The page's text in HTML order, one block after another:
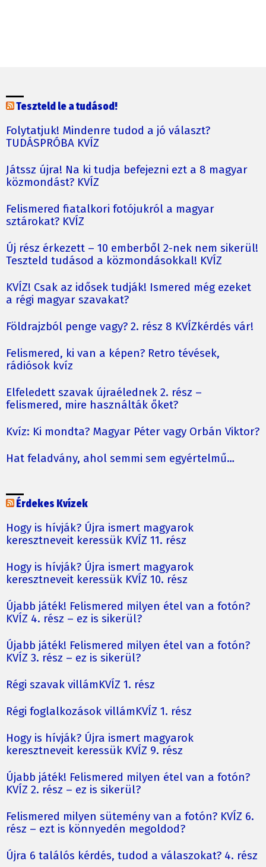
Teszteld le a tudásod!
Folytatjuk! Mindenre tudod a jó választ?
TUDÁSPRÓBA KVÍZ
Játssz újra! Na ki tudja befejezni ezt a 8 magyar
közmondást? KVÍZ
Felismered fiatalkori fotójukról a magyar
sztárokat? KVÍZ
Új rész érkezett – 10 emberből 2-nek nem sikerül!
Teszteld tudásod a közmondásokkal! KVÍZ
KVÍZ! Csak az idősek tudják! Ismered még ezeket
a régi magyar szavakat?
Földrajzból penge vagy? 2. rész 8 KVÍZkérdés vár!
Felismered, ki van a képen? Retro tévések,
rádiósok kvíz
Elfeledett szavak újraélednek 2. rész –
felismered, mire használták őket?
Kvíz: Ki mondta? Magyar Péter vagy Orbán Viktor?
Hat feladvány, ahol semmi sem egyértelmű…
Érdekes Kvízek
Hogy is hívják? Újra ismert magyarok
keresztneveit keressük KVÍZ 11. rész
Hogy is hívják? Újra ismert magyarok
keresztneveit keressük KVÍZ 10. rész
Újabb játék! Felismered milyen étel van a fotón?
KVÍZ 4. rész – ez is sikerül?
Újabb játék! Felismered milyen étel van a fotón?
KVÍZ 3. rész – ez is sikerül?
Régi szavak villámKVÍZ 1. rész
Régi foglalkozások villámKVÍZ 1. rész
Hogy is hívják? Újra ismert magyarok
keresztneveit keressük KVÍZ 9. rész
Újabb játék! Felismered milyen étel van a fotón?
KVÍZ 2. rész – ez is sikerül?
Felismered milyen sütemény van a fotón? KVÍZ 6.
rész – ezt is könnyedén megoldod?
Újra 6 találós kérdés, tudod a válaszokat? 4. rész